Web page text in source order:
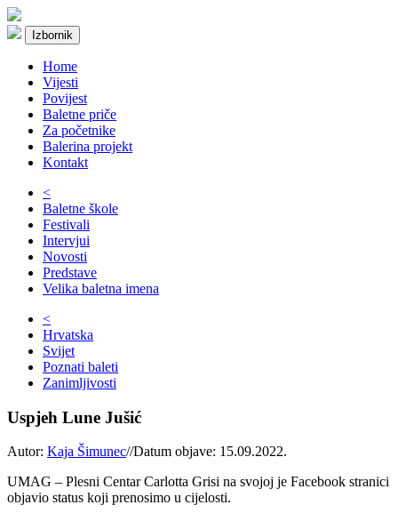
Izbornik
Home
Vijesti
Povijest
Baletne priče
Za početnike
Balerina projekt
Kontakt
<
Baletne škole
Festivali
Intervjui
Novosti
Predstave
Velika baletna imena
<
Hrvatska
Svijet
Poznati baleti
Zanimljivosti
Uspjeh Lune Jušić
Autor: Kaja Šimunec//Datum objave: 15.09.2022.
UMAG – Plesni Centar Carlotta Grisi na svojoj je Facebook stranici
objavio status koji prenosimo u cijelosti.